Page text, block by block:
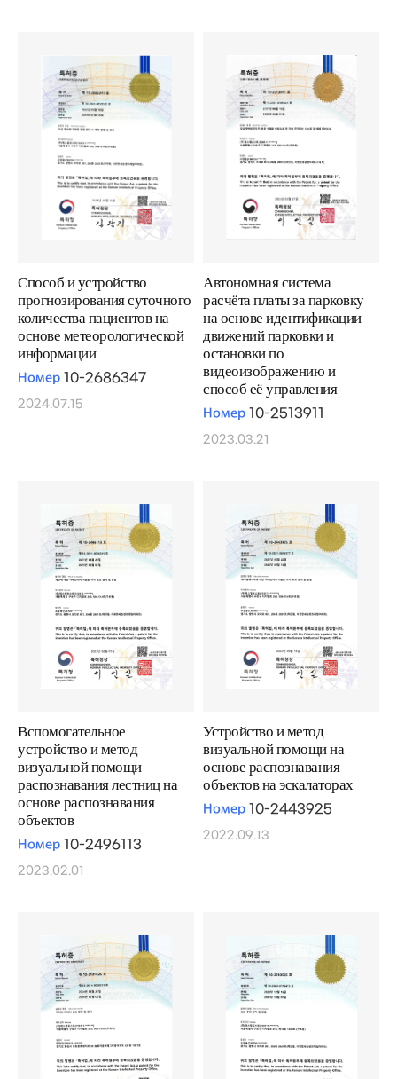
Способ и устройство
прогнозирования суточного
количества пациентов на
основе метеорологической
информации
Номер 10-2686347
2024.07.15
Автономная система
расчёта платы за парковку
на основе идентификации
движений парковки и
остановки по
видеоизображению и
способ её управления
Номер 10-2513911
2023.03.21
Вспомогательное
устройство и метод
визуальной помощи
распознавания лестниц на
основе распознавания
объектов
Номер 10-2496113
2023.02.01
Устройство и метод
визуальной помощи на
основе распознавания
объектов на эскалаторах
Номер 10-2443925
2022.09.13